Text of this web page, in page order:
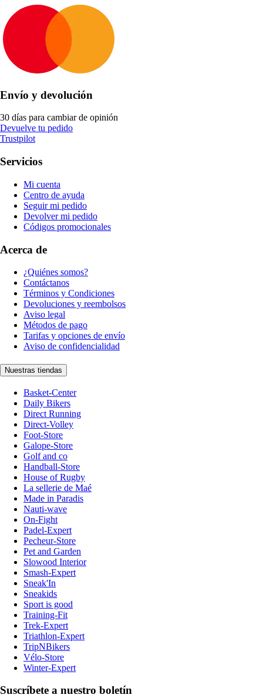
Envío y devolución
30 días para cambiar de opinión
Devuelve tu pedido
Trustpilot
Servicios
Mi cuenta
Centro de ayuda
Seguir mi pedido
Devolver mi pedido
Códigos promocionales
Acerca de
¿Quiénes somos?
Contáctanos
Términos y Condiciones
Devoluciones y reembolsos
Aviso legal
Métodos de pago
Tarifas y opciones de envío
Aviso de confidencialidad
Nuestras tiendas
Basket-Center
Daily Bikers
Direct Running
Direct-Volley
Foot-Store
Galope-Store
Golf and co
Handball-Store
House of Rugby
La sellerie de Maé
Made in Paradis
Nauti-wave
On-Fight
Padel-Expert
Pecheur-Store
Pet and Garden
Slowood Interior
Smash-Expert
Sneak'In
Sneakids
Sport is good
Training-Fit
Trek-Expert
Triathlon-Expert
TripNBikers
Vélo-Store
Winter-Expert
Suscríbete a nuestro boletín